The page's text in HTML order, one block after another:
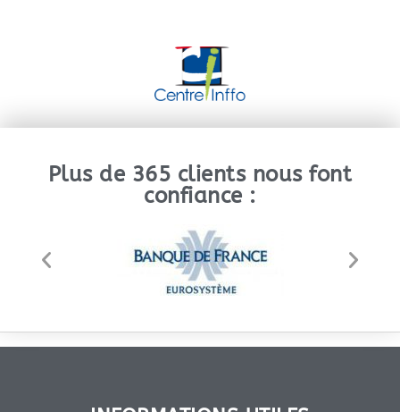
Plus de 365 clients nous font
confiance :